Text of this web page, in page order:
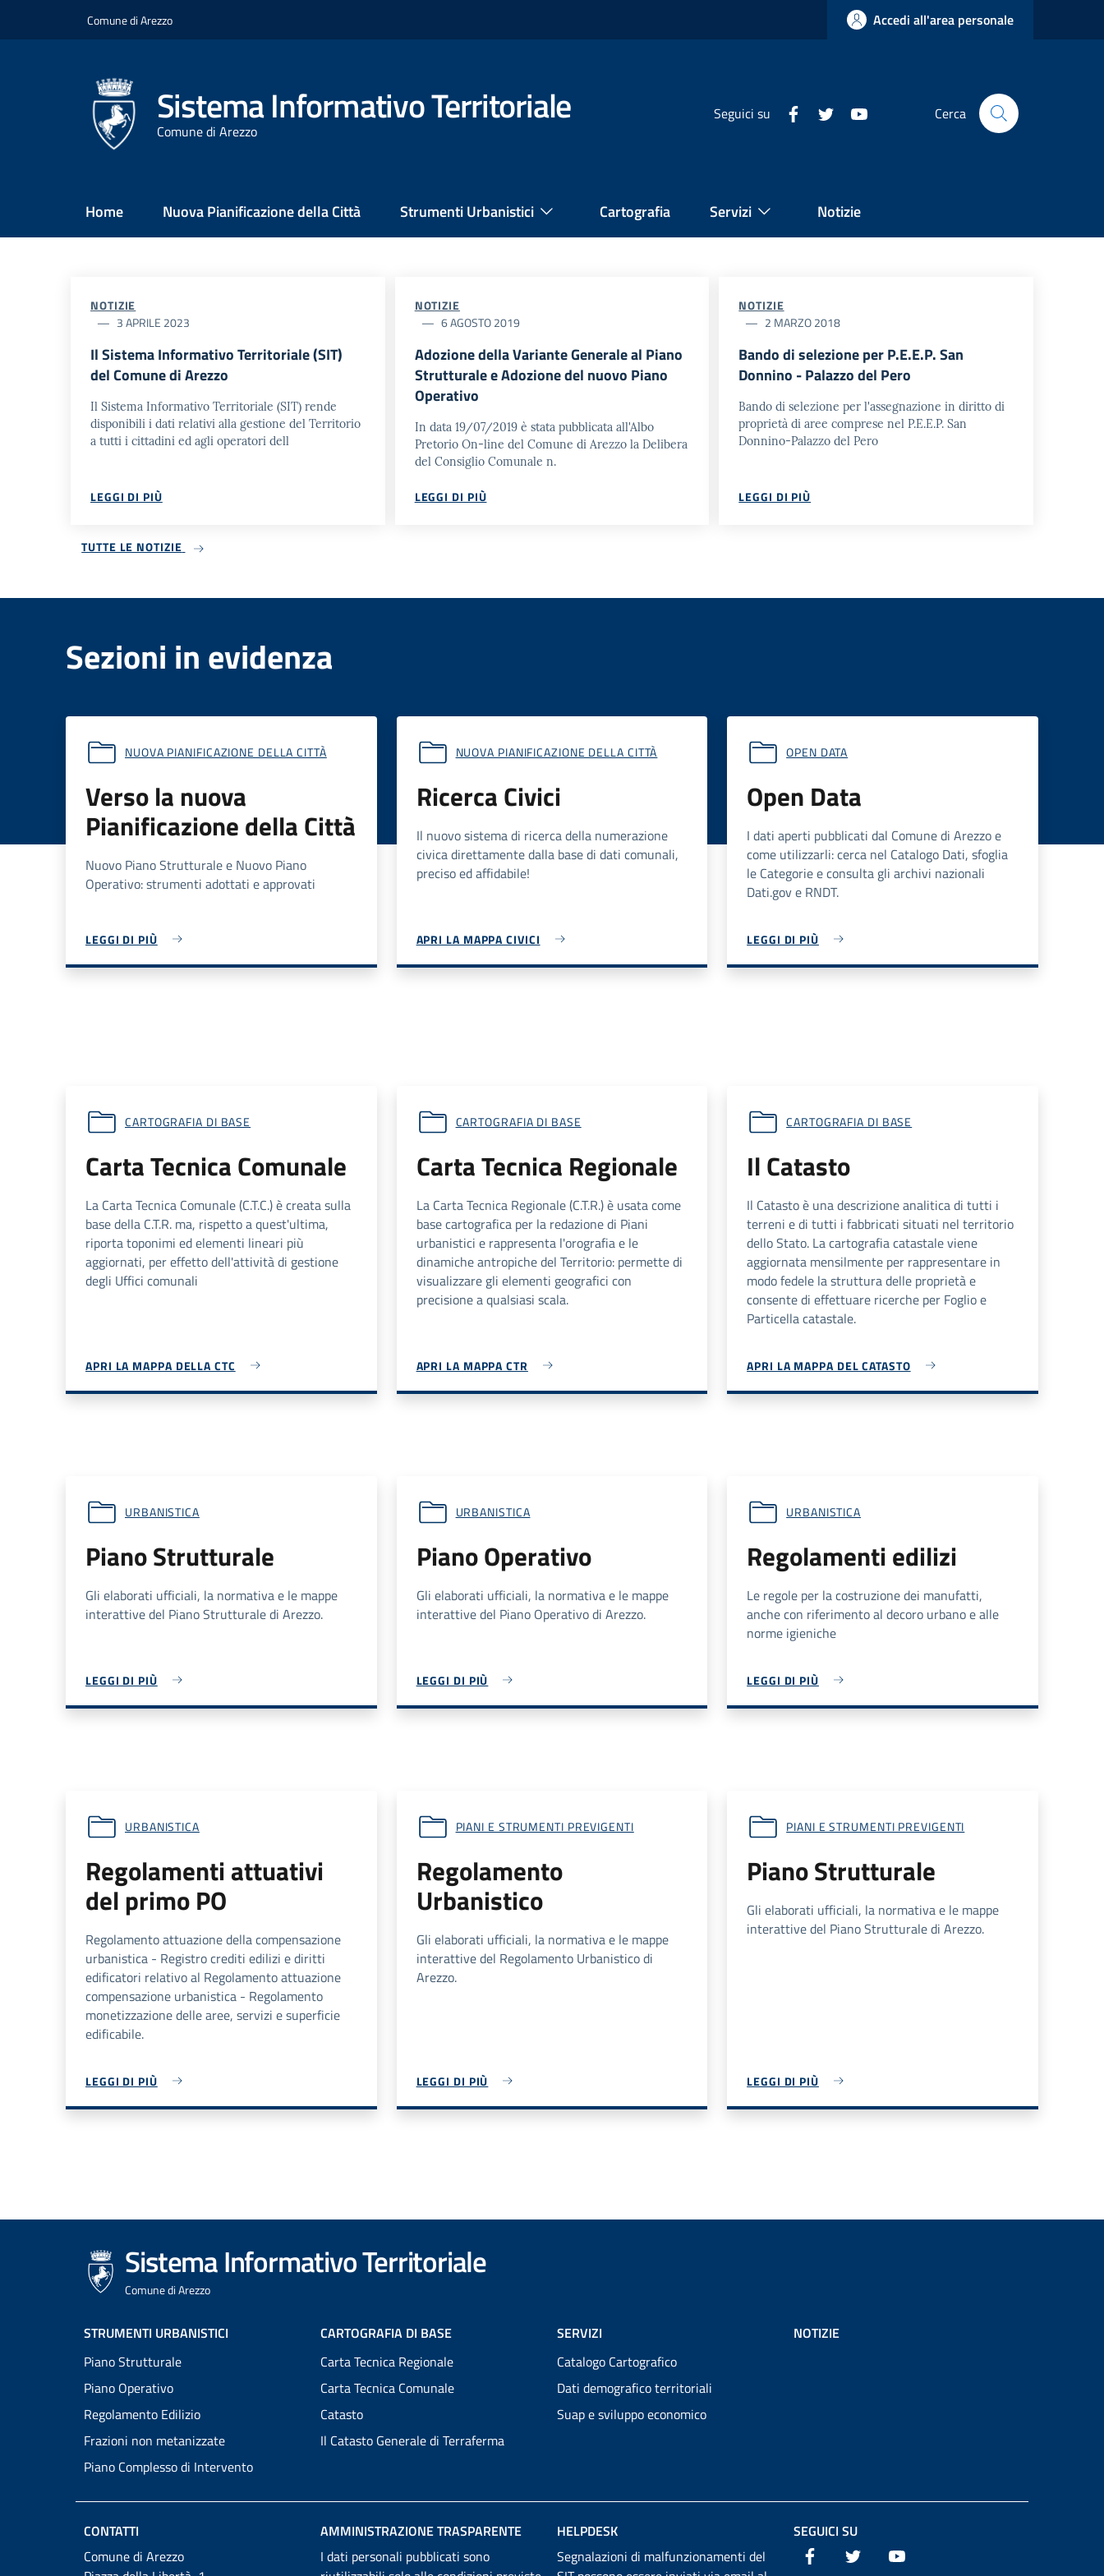
Comune di Arezzo Accedi all'area personale
Sistema Informativo Territoriale
Comune di Arezzo
Seguici su Cerca
Main
Menu
Home Nuova Pianificazione della Città Strumenti Urbanistici Cartografia Servizi Notizie
NOTIZIE
3 APRILE 2023
Il Sistema Informativo Territoriale (SIT)
del Comune di Arezzo
Il Sistema Informativo Territoriale (SIT) rende
disponibili i dati relativi alla gestione del Territorio
a tutti i cittadini ed agli operatori dell
LEGGI DI PIÙ
NOTIZIE
6 AGOSTO 2019
Adozione della Variante Generale al Piano
Strutturale e Adozione del nuovo Piano
Operativo
In data 19/07/2019 è stata pubblicata all'Albo
Pretorio On-line del Comune di Arezzo la Delibera
del Consiglio Comunale n.
LEGGI DI PIÙ
NOTIZIE
2 MARZO 2018
Bando di selezione per P.E.E.P. San
Donnino - Palazzo del Pero
Bando di selezione per l'assegnazione in diritto di
proprietà di aree comprese nel P.E.E.P. San
Donnino-Palazzo del Pero
LEGGI DI PIÙ
TUTTE LE NOTIZIE
Sezioni in evidenza
NUOVA PIANIFICAZIONE DELLA CITTÀ
Verso la nuova
Pianificazione della Città
Nuovo Piano Strutturale e Nuovo Piano
Operativo: strumenti adottati e approvati
LEGGI DI PIÙ
NUOVA PIANIFICAZIONE DELLA CITTÀ
Ricerca Civici
Il nuovo sistema di ricerca della numerazione
civica direttamente dalla base di dati comunali,
preciso ed affidabile!
APRI LA MAPPA CIVICI
OPEN DATA
Open Data
I dati aperti pubblicati dal Comune di Arezzo e
come utilizzarli: cerca nel Catalogo Dati, sfoglia
le Categorie e consulta gli archivi nazionali
Dati.gov e RNDT.
LEGGI DI PIÙ
CARTOGRAFIA DI BASE
Carta Tecnica Comunale
La Carta Tecnica Comunale (C.T.C.) è creata sulla
base della C.T.R. ma, rispetto a quest'ultima,
riporta toponimi ed elementi lineari più
aggiornati, per effetto dell'attività di gestione
degli Uffici comunali
APRI LA MAPPA DELLA CTC
CARTOGRAFIA DI BASE
Carta Tecnica Regionale
La Carta Tecnica Regionale (C.T.R.) è usata come
base cartografica per la redazione di Piani
urbanistici e rappresenta l'orografia e le
dinamiche antropiche del Territorio: permette di
visualizzare gli elementi geografici con
precisione a qualsiasi scala.
APRI LA MAPPA CTR
CARTOGRAFIA DI BASE
Il Catasto
Il Catasto è una descrizione analitica di tutti i
terreni e di tutti i fabbricati situati nel territorio
dello Stato. La cartografia catastale viene
aggiornata mensilmente per rappresentare in
modo fedele la struttura delle proprietà e
consente di effettuare ricerche per Foglio e
Particella catastale.
APRI LA MAPPA DEL CATASTO
URBANISTICA
Piano Strutturale
Gli elaborati ufficiali, la normativa e le mappe
interattive del Piano Strutturale di Arezzo.
LEGGI DI PIÙ
URBANISTICA
Piano Operativo
Gli elaborati ufficiali, la normativa e le mappe
interattive del Piano Operativo di Arezzo.
LEGGI DI PIÙ
URBANISTICA
Regolamenti edilizi
Le regole per la costruzione dei manufatti,
anche con riferimento al decoro urbano e alle
norme igieniche
LEGGI DI PIÙ
URBANISTICA
Regolamenti attuativi
del primo PO
Regolamento attuazione della compensazione
urbanistica - Registro crediti edilizi e diritti
edificatori relativo al Regolamento attuazione
compensazione urbanistica - Regolamento
monetizzazione delle aree, servizi e superficie
edificabile.
LEGGI DI PIÙ
PIANI E STRUMENTI PREVIGENTI
Regolamento
Urbanistico
Gli elaborati ufficiali, la normativa e le mappe
interattive del Regolamento Urbanistico di
Arezzo.
LEGGI DI PIÙ
PIANI E STRUMENTI PREVIGENTI
Piano Strutturale
Gli elaborati ufficiali, la normativa e le mappe
interattive del Piano Strutturale di Arezzo.
LEGGI DI PIÙ
Sistema Informativo Territoriale
Comune di Arezzo
Footer
menu
STRUMENTI URBANISTICI
Piano Strutturale
Piano Operativo
Regolamento Edilizio
Frazioni non metanizzate
Piano Complesso di Intervento
CARTOGRAFIA DI BASE
Carta Tecnica Regionale
Carta Tecnica Comunale
Catasto
Il Catasto Generale di Terraferma
SERVIZI
Catalogo Cartografico
Dati demografico territoriali
Suap e sviluppo economico
NOTIZIE
CONTATTI
Comune di Arezzo
AMMINISTRAZIONE TRASPARENTE
I dati personali pubblicati sono
HELPDESK
Segnalazioni di malfunzionamenti del
SEGUICI SU
Facebook Twitter